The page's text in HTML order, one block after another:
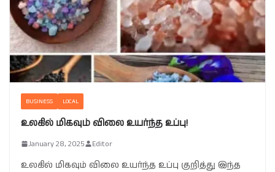
BUSINESS LOCAL
உலகில் மிகவும் விலை உயர்ந்த உப்பு!
January 28, 2025 Editor
உலகில் மிகவும் விலை உயர்ந்த உப்பு குறித்து இந்த